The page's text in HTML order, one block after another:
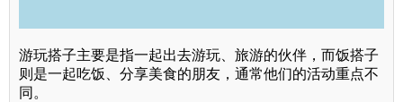
游玩搭子主要是指一起出去游玩、旅游的伙伴，而饭搭子
则是一起吃饭、分享美食的朋友，通常他们的活动重点不
同。